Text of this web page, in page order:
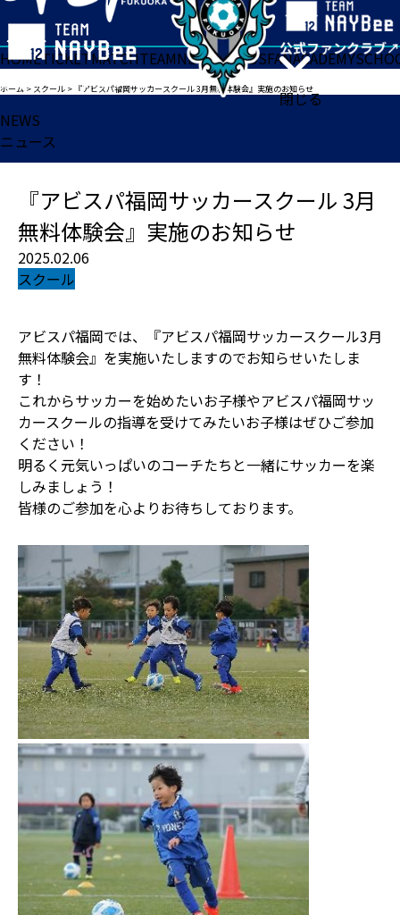
閉じる
HOMETICKETMATCHTEAMNEWSGOODSFANACADEMY
ホーム > スクール > 『アビスパ福岡サッカースクール 3月無料体験会』実施のお知らせ
NEWS
ニュース
『アビスパ福岡サッカースクール 3月
無料体験会』実施のお知らせ
2025.02.06
スクール
アビスパ福岡では、『アビスパ福岡サッカースクール3月
無料体験会』を実施いたしますのでお知らせいたしま
す！
これからサッカーを始めたいお子様やアビスパ福岡サッ
カースクールの指導を受けてみたいお子様はぜひご参加
ください！
明るく元気いっぱいのコーチたちと一緒にサッカーを楽
しみましょう！
皆様のご参加を心よりお待ちしております。